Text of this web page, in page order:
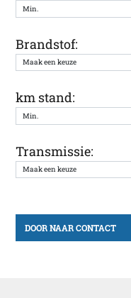
Brandstof:
km stand:
Transmissie:
DOOR NAAR CONTACT